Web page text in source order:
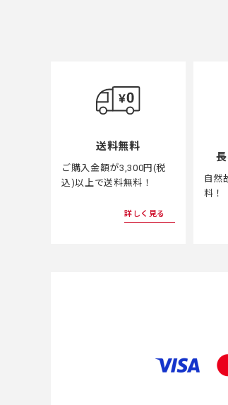
送料無料
ご購入金額が3,300円(税
込)以上で送料無料！
詳しく見る
自然
料！